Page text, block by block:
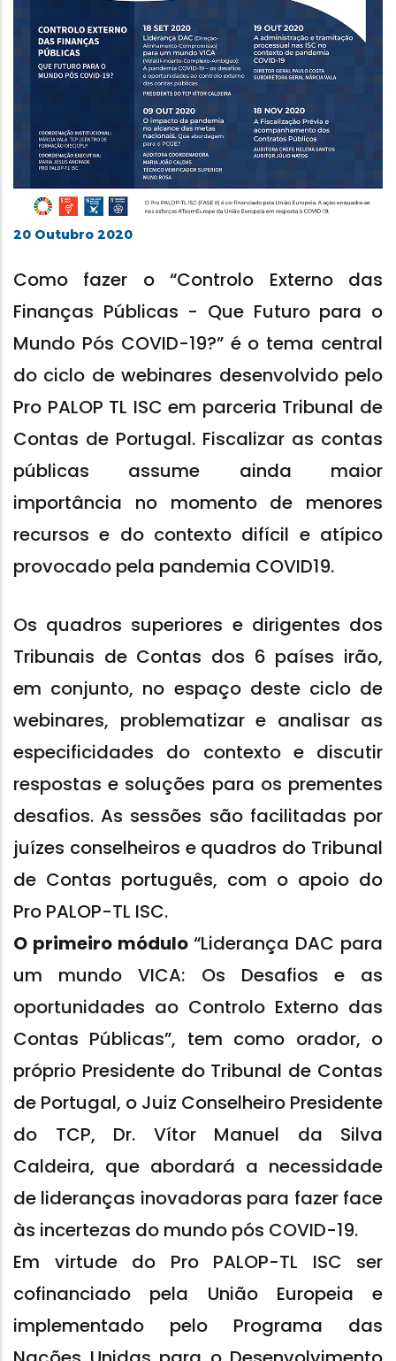
20 Outubro 2020
Como fazer o “Controlo Externo das
Finanças Públicas - Que Futuro para o
Mundo Pós COVID-19?” é o tema central
do ciclo de webinares desenvolvido pelo
Pro PALOP TL ISC em parceria Tribunal de
Contas de Portugal. Fiscalizar as contas
públicas assume ainda maior
importância no momento de menores
recursos e do contexto difícil e atípico
provocado pela pandemia COVID19.
Os quadros superiores e dirigentes dos
Tribunais de Contas dos 6 países irão,
em conjunto, no espaço deste ciclo de
webinares, problematizar e analisar as
especificidades do contexto e discutir
respostas e soluções para os prementes
desafios. As sessões são facilitadas por
juízes conselheiros e quadros do Tribunal
de Contas português, com o apoio do
Pro PALOP-TL ISC.
O primeiro módulo“Liderança DAC para
um mundo VICA: Os Desafios e as
oportunidades ao Controlo Externo das
Contas Públicas”, tem como orador, o
próprio Presidente do Tribunal de Contas
de Portugal, o Juiz Conselheiro Presidente
do TCP, Dr. Vítor Manuel da Silva
Caldeira, que abordará a necessidade
de lideranças inovadoras para fazer face
às incertezas do mundo pós COVID-19.
Em virtude do Pro PALOP-TL ISC ser
cofinanciado pela União Europeia e
implementado pelo Programa das